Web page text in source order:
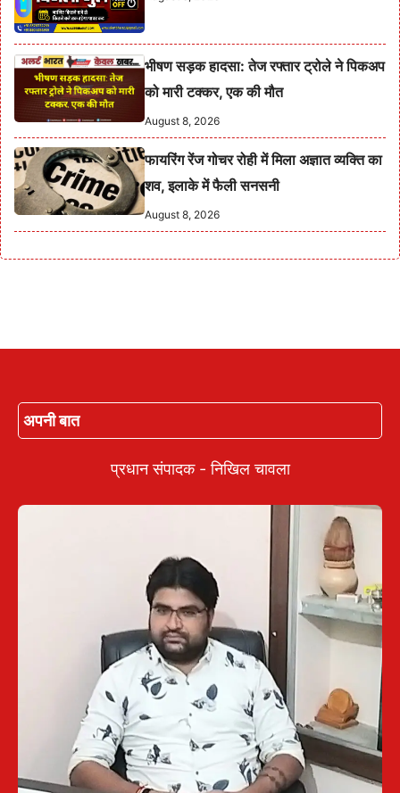
भीषण सड़क हादसा: तेज रफ्तार ट्रोले ने पिकअप
को मारी टक्कर, एक की मौत
August 8, 2026
फायरिंग रेंज गोचर रोही में मिला अज्ञात व्यक्ति का
शव, इलाके में फैली सनसनी
August 8, 2026
अपनी बात
प्रधान संपादक - निखिल चावला